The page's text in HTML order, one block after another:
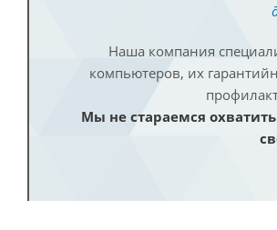
Наша компания
компьютеров, их
Мы не стараемся